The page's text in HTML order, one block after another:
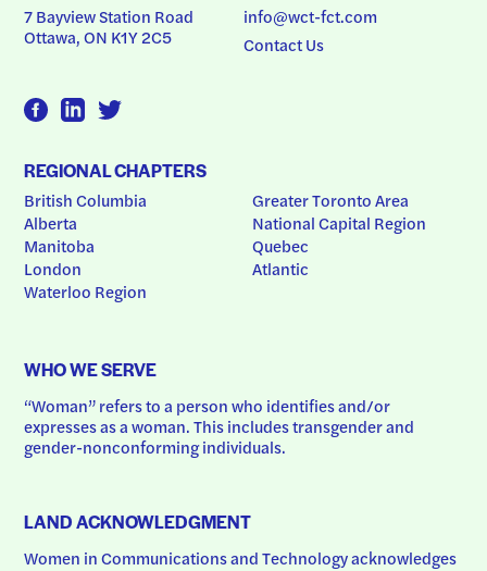
7 Bayview Station Road
Ottawa, ON K1Y 2C5
info@wct-fct.com
Contact Us
REGIONAL CHAPTERS
British Columbia
Alberta
Manitoba
London
Waterloo Region
Greater Toronto Area
National Capital Region
Quebec
Atlantic
WHO WE SERVE
“Woman” refers to a person who identifies and/or
expresses as a woman. This includes transgender and
gender-nonconforming individuals.
LAND ACKNOWLEDGMENT
Women in Communications and Technology acknowledges